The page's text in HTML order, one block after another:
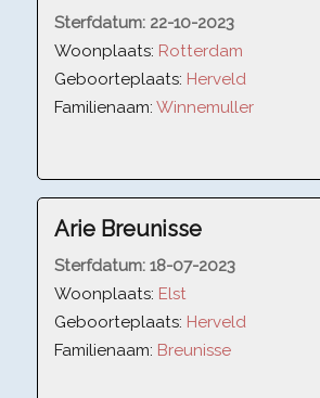
Sterfdatum: 22-10-2023
Woonplaats: Rotterdam
Geboorteplaats: Herveld
Familienaam: Winnemuller
Arie Breunisse
Sterfdatum: 18-07-2023
Woonplaats: Elst
Geboorteplaats: Herveld
Familienaam: Breunisse